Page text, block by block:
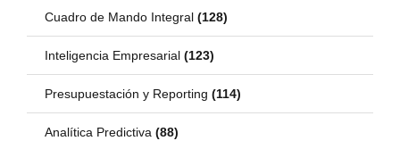
Cuadro de Mando Integral (128)
Inteligencia Empresarial (123)
Presupuestación y Reporting (114)
Analítica Predictiva (88)